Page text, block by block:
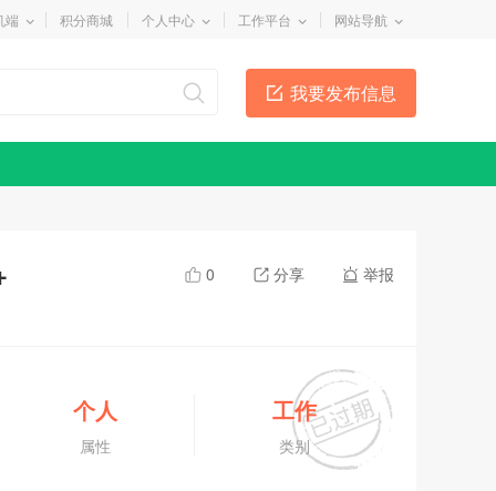
端 积分商城 个人中心 工作平台 网站导航
我要发布信息
0 分享 举报
个人
属性
工作
类别